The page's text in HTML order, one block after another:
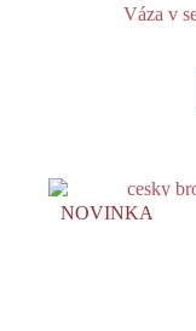
Váza v
NOVINKA